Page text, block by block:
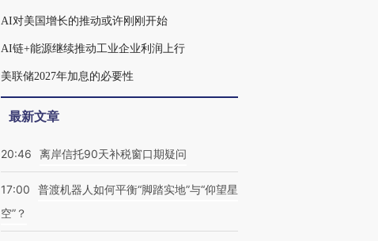
AI对美国增长的推动或许刚刚开始
AI链+能源继续推动工业企业利润上行
美联储2027年加息的必要性
最新文章
20:46 离岸信托90天补税窗口期疑问
17:00
普渡机器人如何平衡“脚踏实地”与“仰望星
空”？